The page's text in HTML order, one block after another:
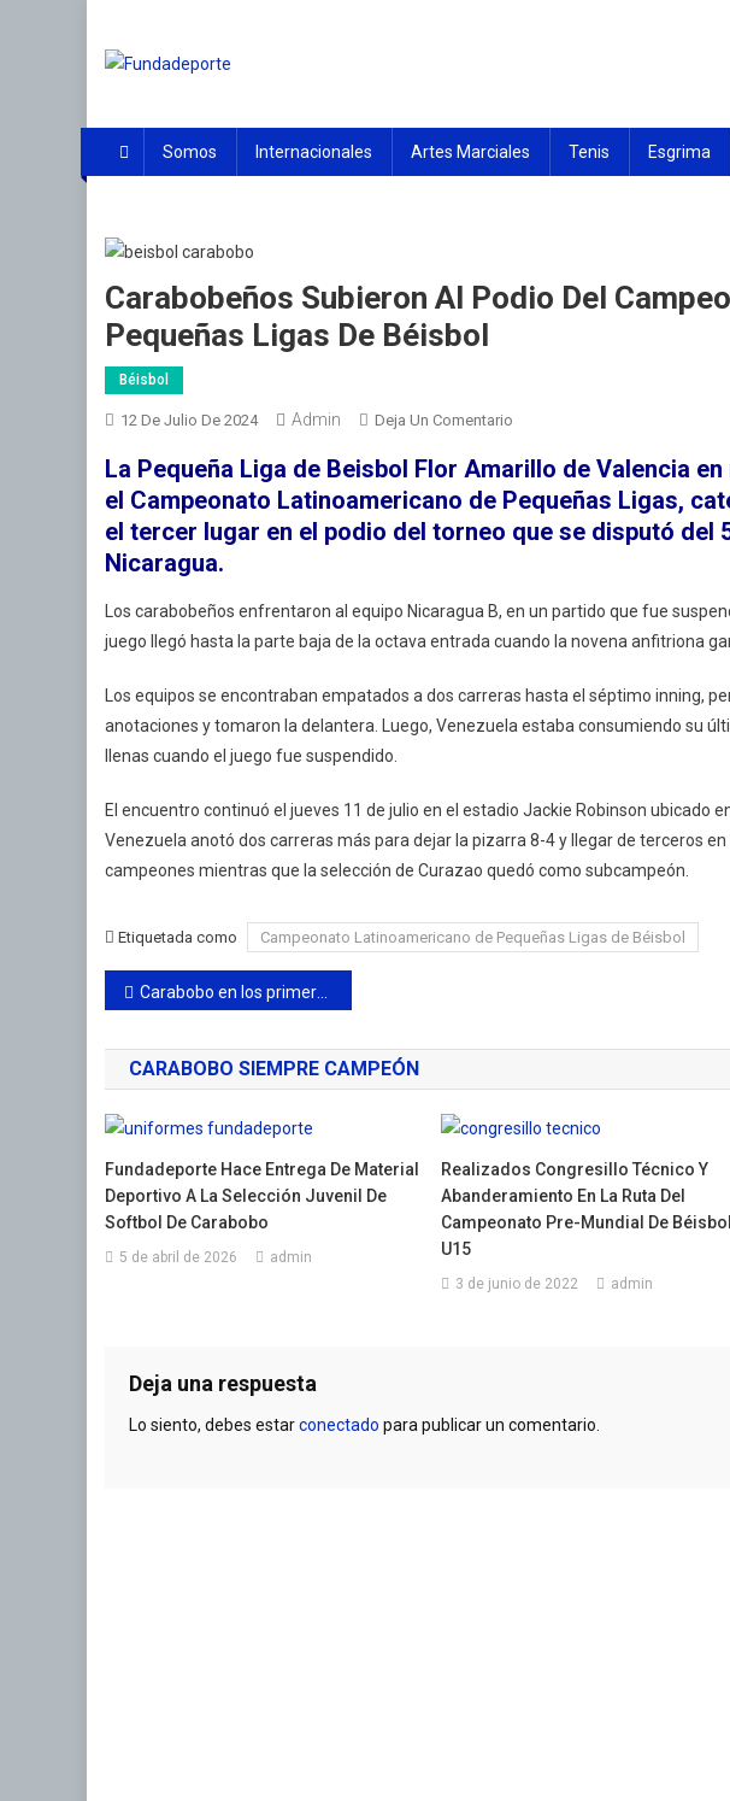
contenido
Somos Internacionales Artes Marciales Tenis Esgrima
Carabobeños Subieron Al Podio Del
Pequeñas Ligas De Béisbol
Béisbol
12 De Julio De 2024 Admin Deja Un Comentario
Subieron
Al
Podio
Latinoamericano
De
Ligas
De
La Pequeña Liga de Beisbol Flor Amarillo de Valencia
el Campeonato Latinoamericano de Pequeñas Ligas,
el tercer lugar en el podio del torneo que se disputó del
Nicaragua.
Los carabobeños enfrentaron al equipo Nicaragua B, en un partido que fue
juego llegó hasta la parte baja de la octava entrada cuando la novena anfitriona
Los equipos se encontraban empatados a dos carreras hasta el séptimo inning,
anotaciones y tomaron la delantera. Luego, Venezuela estaba consumiendo su
llenas cuando el juego fue suspendido.
El encuentro continuó el jueves 11 de julio en el estadio Jackie Robinson ubicado
Venezuela anotó dos carreras más para dejar la pizarra 8-4 y llegar de terceros
campeones mientras que la selección de Curazao quedó como subcampeón.
Etiquetada como Campeonato Latinoamericano de Pequeñas Ligas de Béisbol
Navegación
de
entradas
Carabobo en los primeros lugares del Campeonato Nacional PTT Caracas 2024
CARABOBO SIEMPRE CAMPEÓN
Fundadeporte Hace Entrega De Material
Deportivo A La Selección Juvenil De
Softbol De Carabobo
5 de abril de 2026 admin
Realizados Congresillo Técnico Y
Abanderamiento En La Ruta Del
Campeonato Pre-Mundial De Béisbol
U15
3 de junio de 2022 admin
Deja una respuesta
Lo siento, debes estarconectado para publicar un comentario.